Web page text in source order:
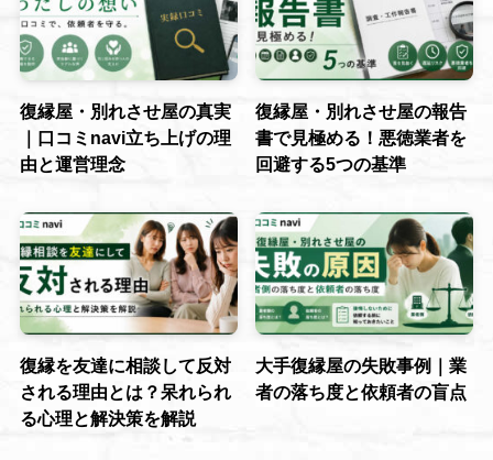
復縁屋・別れさせ屋の真実
｜口コミnavi立ち上げの理
由と運営理念
復縁屋・別れさせ屋の報告
書で見極める！悪徳業者を
回避する5つの基準
復縁を友達に相談して反対
される理由とは？呆れられ
る心理と解決策を解説
大手復縁屋の失敗事例｜業
者の落ち度と依頼者の盲点